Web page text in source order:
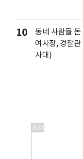
10
동네 사람들
여사장, 경찰
사대)